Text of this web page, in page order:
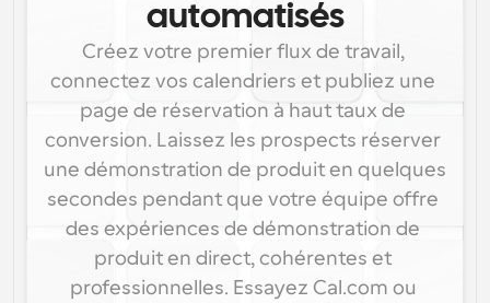
automatisés
Créez votre premier flux de travail,
connectez vos calendriers et publiez une
page de réservation à haut taux de
conversion. Laissez les prospects réserver
une démonstration de produit en quelques
secondes pendant que votre équipe offre
des expériences de démonstration de
produit en direct, cohérentes et
professionnelles. Essayez Cal.com ou